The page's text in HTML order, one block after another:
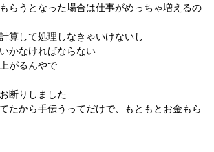
らうとなった場合は仕事がめっちゃ増えるの
算して処理しなきゃいけないし
かなければならない
がるんやで
断りしました
たから手伝うってだけで、もともとお金もら